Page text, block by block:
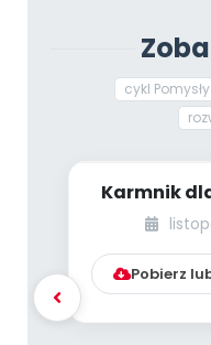
Promocje
cykl
Karmnik
Pobierz